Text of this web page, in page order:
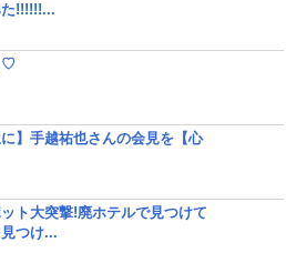
!!!!!!...
♡
に】手越祐也さんの会見を【心
ト大突撃!廃ホテルで見つけて
つけ...